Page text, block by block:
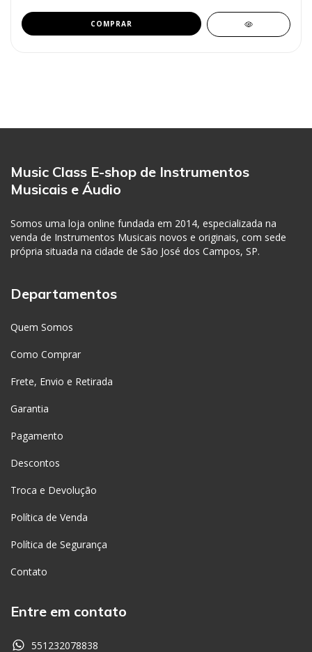
Music Class E-shop de Instrumentos
Musicais e Áudio
Somos uma loja online fundada em 2014, especializada na
venda de Instrumentos Musicais novos e originais, com sede
própria situada na cidade de São José dos Campos, SP.
Departamentos
Quem Somos
Como Comprar
Frete, Envio e Retirada
Garantia
Pagamento
Descontos
Troca e Devolução
Política de Venda
Política de Segurança
Contato
Entre em contato
551232078838